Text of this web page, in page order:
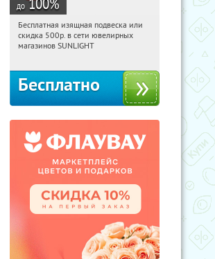
до
14:36:57 Получили:
Россия
Бесплатная изящная подвеска или
скидка 500р. в сети ювелирных
магазинов SUNLIGHT
Бесплатно